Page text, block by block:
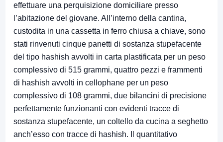
effettuare una perquisizione domiciliare presso
l’abitazione del giovane. All’interno della cantina,
custodita in una cassetta in ferro chiusa a chiave, sono
stati rinvenuti cinque panetti di sostanza stupefacente
del tipo hashish avvolti in carta plastificata per un peso
complessivo di 515 grammi, quattro pezzi e frammenti
di hashish avvolti in cellophane per un peso
complessivo di 108 grammi, due bilancini di precisione
perfettamente funzionanti con evidenti tracce di
sostanza stupefacente, un coltello da cucina a seghetto
anch’esso con tracce di hashish. Il quantitativo